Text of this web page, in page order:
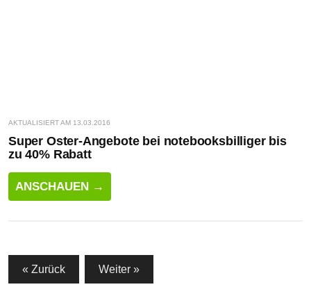
AKTUALISIERT AM 13.03.2016
Super Oster-Angebote bei notebooksbilliger bis
zu 40% Rabatt
ANSCHAUEN →
der
Beiträge
« Zurück Weiter »